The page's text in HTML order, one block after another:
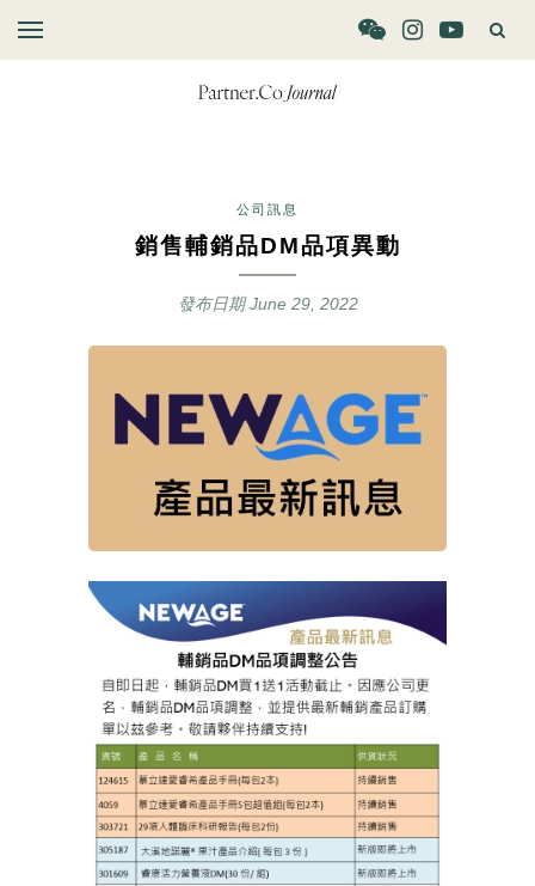
公司訊息
銷售輔銷品DM品項異動
發布日期June 29, 2022